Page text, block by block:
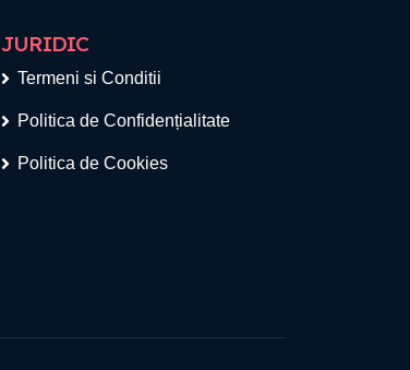
JURIDIC
Termeni si Conditii
Politica de Confidențialitate
Politica de Cookies